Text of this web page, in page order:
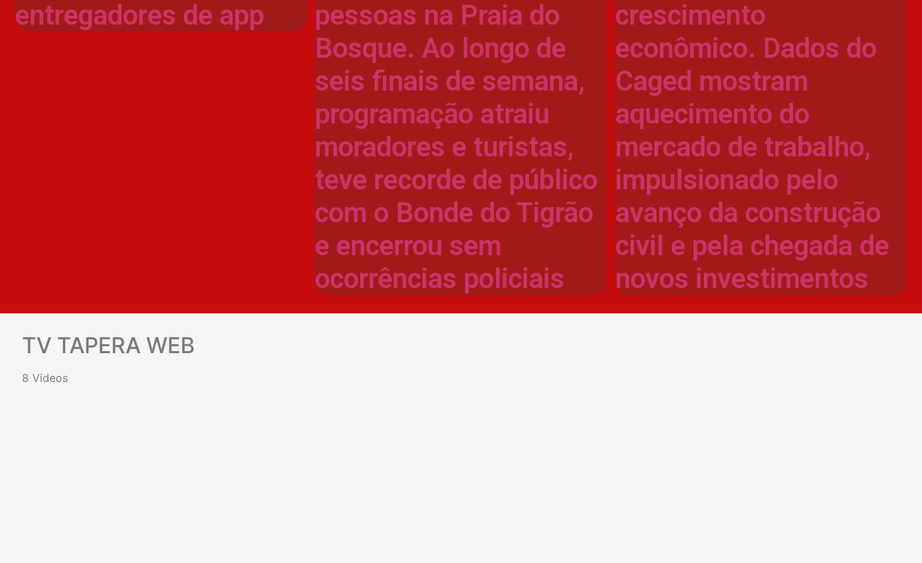
entregadores de app
pessoas na Praia do
Bosque. Ao longo de
seis finais de semana,
programação atraiu
moradores e turistas,
teve recorde de público
com o Bonde do Tigrão
e encerrou sem
ocorrências policiais
crescimento
econômico. Dados do
Caged mostram
aquecimento do
mercado de trabalho,
impulsionado pelo
avanço da construção
civil e pela chegada de
novos investimentos
TV TAPERA WEB
8 Videos